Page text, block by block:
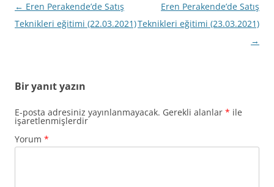
Yazı
dolaşımı
← Eren Perakende’de Satış
Teknikleri eğitimi (22.03.2021)
Eren Perakende’de Satış
Teknikleri eğitimi (23.03.2021)
→
Bir yanıt yazın
E-posta adresiniz yayınlanmayacak. Gerekli alanlar * ile
işaretlenmişlerdir
Yorum *